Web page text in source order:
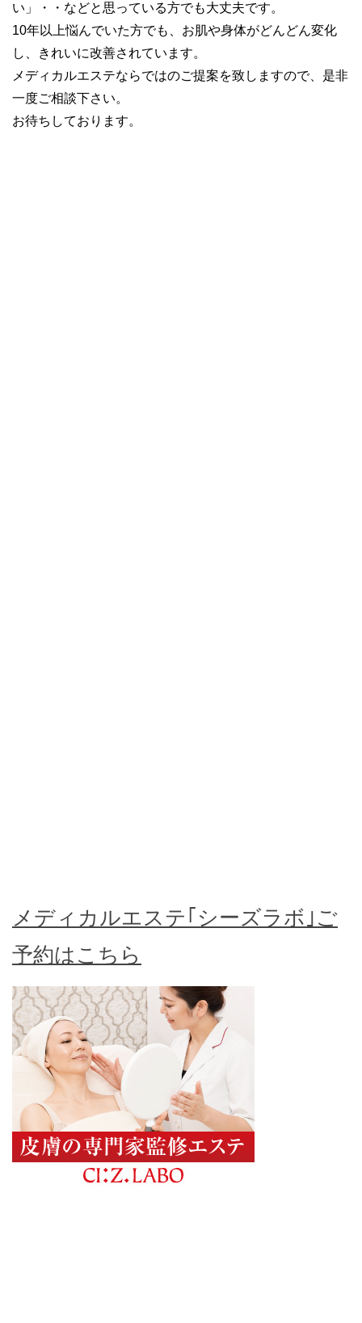
い」・・などと思っている方でも大丈夫です。
10年以上悩んでいた方でも、お肌や身体がどんどん変化
し、きれいに改善されています。
メディカルエステならではのご提案を致しますので、是非
一度ご相談下さい。
お待ちしております。
メディカルエステ｢シーズラボ｣ご
予約はこちら